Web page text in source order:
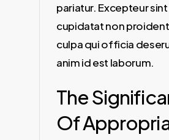
pariatur. Excepteur
cupidatat non
culpa qui officia
anim id est laborum.
The
Of